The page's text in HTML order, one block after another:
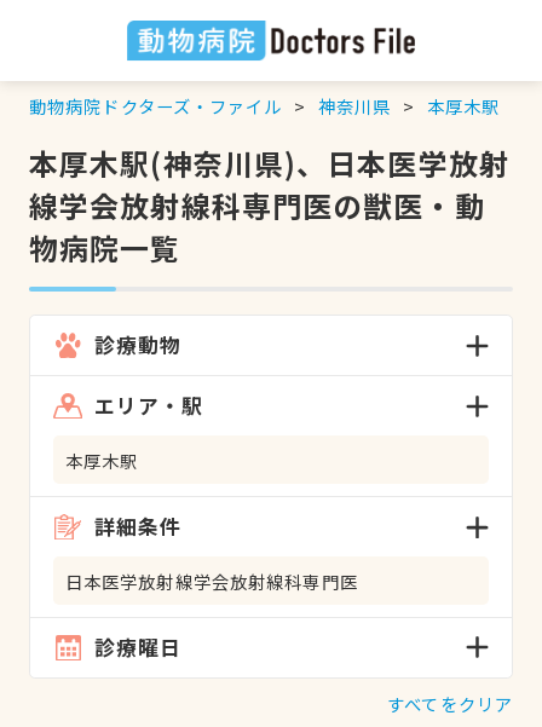
動物病院ドクターズ・ファイル 神奈川県 本厚木駅
本厚木駅(神奈川県)、日本医学放射
線学会放射線科専門医の獣医・動
物病院一覧
診療動物
エリア・駅
本厚木駅
詳細条件
日本医学放射線学会放射線科専門医
診療曜日
すべてをクリア